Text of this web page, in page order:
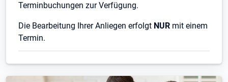
Terminbuchungen zur Verfügung.
Die Bearbeitung Ihrer Anliegen erfolgt NUR mit einem
Termin.